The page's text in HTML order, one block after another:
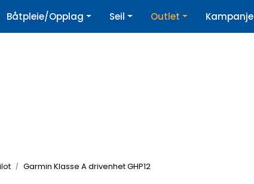
| Nyhetsbrev
Båtpleie/Opplag Seil Outlet Kampanje
Garmin Klasse A drivenhet GHP12